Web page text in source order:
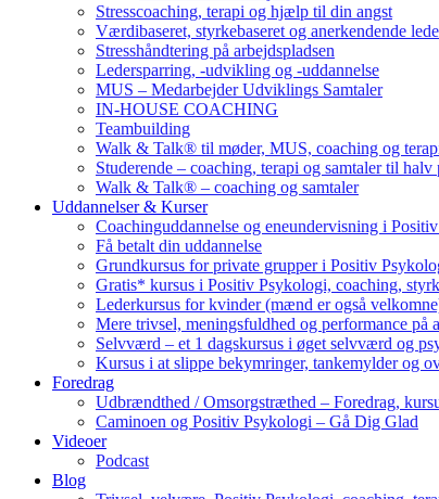
Stresscoaching, terapi og hjælp til din angst
Værdibaseret, styrkebaseret og anerkendende
Stresshåndtering på arbejdspladsen
Ledersparring, -udvikling og -uddannelse
MUS – Medarbejder Udviklings Samtaler
IN-HOUSE COACHING
Teambuilding
Walk & Talk® til møder, MUS, coaching og
Studerende – coaching, terapi og samtaler til halv
Walk & Talk® – coaching og samtaler
Uddannelser & Kurser
Coachinguddannelse og eneundervisning i
Få betalt din uddannelse
Grundkursus for private grupper i Positiv
Gratis* kursus i Positiv Psykologi, coaching,
Lederkursus for kvinder (mænd er også
Mere trivsel, meningsfuldhed og performance på
Selvværd – et 1 dagskursus i øget selvværd og
Kursus i at slippe bekymringer, tankemylder og
Foredrag
Udbrændthed / Omsorgstræthed – Foredrag,
Caminoen og Positiv Psykologi – Gå Dig Glad
Videoer
Podcast
Blog